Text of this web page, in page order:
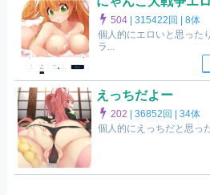
504 |315422回 |8体
個人的にエロいと思った
ラ...
えっちだよー
202 |36852回 |34体
個人的にえっちだと思っ